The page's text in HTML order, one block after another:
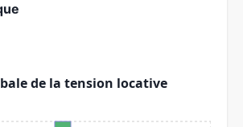
de la tension locative